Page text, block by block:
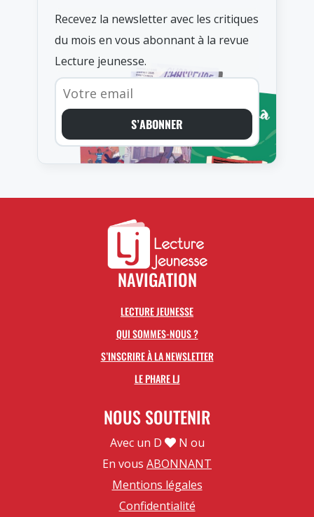
Recevez la newsletter avec les critiques
du mois en vous abonnant à la revue
Lecture jeunesse.
S’ABONNER
NAVIGATION
LECTURE JEUNESSE
QUI SOMMES-NOUS ?
S’INSCRIRE À LA NEWSLETTER
LE PHARE LJ
NOUS SOUTENIR
Avec un D
N ou
En vous ABONNANT
Mentions légales
Confidentialité